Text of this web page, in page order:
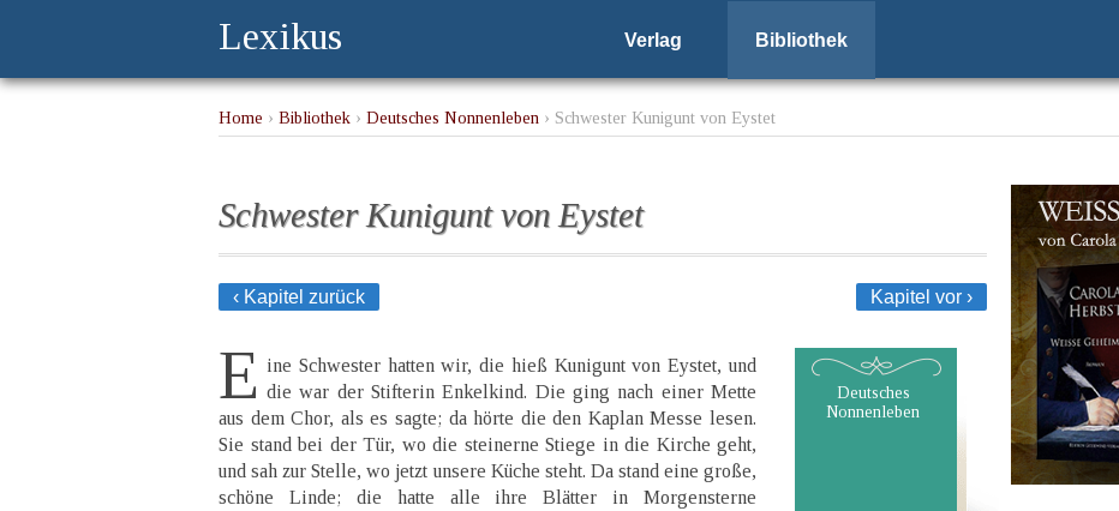
Lexikus Verlag Bibliothek
Home › Bibliothek › Deutsches Nonnenleben › Schwester Kunigunt von Eystet
Schwester Kunigunt von Eystet
‹ Kapitel zurück Kapitel vor ›
E ine Schwester hatten wir, die hieß Kunigunt von Eystet, und
die war der Stifterin Enkelkind. Die ging nach einer Mette
aus dem Chor, als es sagte; da hörte die den Kaplan Messe lesen.
Sie stand bei der Tür, wo die steinerne Stiege in die Kirche geht,
und sah zur Stelle, wo jetzt unsere Küche steht. Da stand eine große,
schöne Linde; die hatte alle ihre Blätter in Morgensterne
Deutsches
Nonnenleben